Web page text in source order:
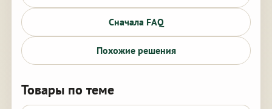
Сначала FAQ
Похожие решения
Товары по теме